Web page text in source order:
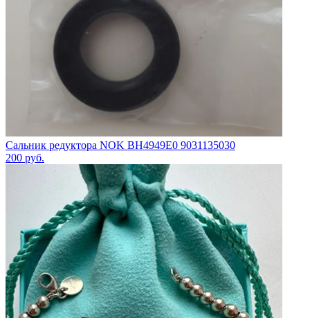
Сальник редуктора NOK BH4949E0 9031135030
200 руб.